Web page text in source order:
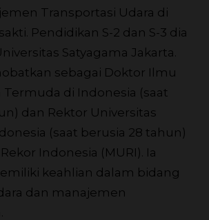
Transportasi Udara di
Pendidikan S-2 dan S-3 dia
Satyagama Jakarta.
sebagai Doktor Ilmu
di Indonesia (saat
dan Rektor Universitas
(saat berusia 28 tahun)
Indonesia (MURI). Ia
keahlian dalam bidang
dan manajemen